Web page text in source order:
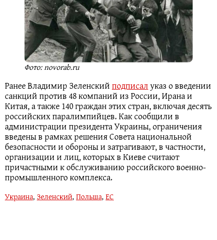
Фото: novorab.ru
Ранее Владимир Зеленскийподписалуказ о введении
санкций против 48 компаний из России, Ирана и
Китая, а также 140 граждан этих стран, включая десять
российских паралимпийцев. Как сообщили в
администрации президента Украины, ограничения
введены в рамках решения Совета национальной
безопасности и обороны и затрагивают, в частности,
организации и лиц, которых в Киеве считают
причастными к обслуживанию российского военно-
промышленного комплекса.
Украина, Зеленский, Польша, ЕС